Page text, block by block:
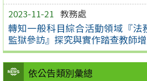
2023-11-21 教務處
轉知一般科目綜合活動領域『法
監獄參訪』探究與實作踏查教師
依公告類別彙總